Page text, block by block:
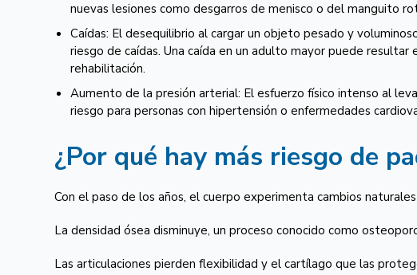
nuevas lesiones como desgarros de menisco o del manguito
Caídas: El desequilibrio al cargar un objeto pesado y
riesgo de caídas. Una caída en un adulto mayor puede
rehabilitación.
Aumento de la presión arterial: El esfuerzo físico intenso al
riesgo para personas con hipertensión o enfermedades
¿Por qué hay más riesgo de
Con el paso de los años, el cuerpo experimenta cambios
La densidad ósea disminuye, un proceso conocido como
Las articulaciones pierden flexibilidad y el cartílago que las